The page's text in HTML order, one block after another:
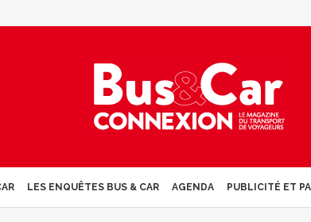
LES ENQUÊTES BUS & CAR AGENDA PUBLICITÉ ET